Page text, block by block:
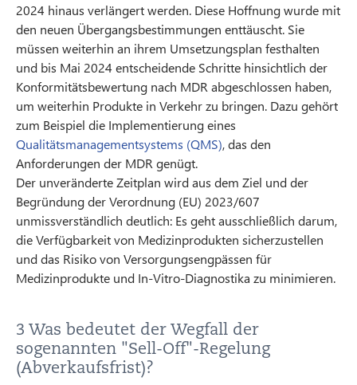
2024 hinaus verlängert werden. Diese Hoffnung wurde mit
den neuen Übergangsbestimmungen enttäuscht. Sie
müssen weiterhin an ihrem Umsetzungsplan festhalten
und bis Mai 2024 entscheidende Schritte hinsichtlich der
Konformitätsbewertung nach MDR abgeschlossen haben,
um weiterhin Produkte in Verkehr zu bringen. Dazu gehört
zum Beispiel die Implementierung eines
Qualitätsmanagementsystems (QMS), das den
Anforderungen der MDR genügt.
Der unveränderte Zeitplan wird aus dem Ziel und der
Begründung der Verordnung (EU) 2023/607
unmissverständlich deutlich: Es geht ausschließlich darum,
die Verfügbarkeit von Medizinprodukten sicherzustellen
und das Risiko von Versorgungsengpässen für
Medizinprodukte und In-Vitro-Diagnostika zu minimieren.
3 Was bedeutet der Wegfall der
sogenannten "Sell-Off"-Regelung
(Abverkaufsfrist)?